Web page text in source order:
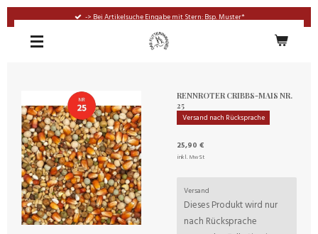
springen
-> Bei Artikelsuche Eingabe mit Stern: Bsp. Muster*
RENNROTER CRIBBS-MAIS NR.
25
Versand nach Rücksprache
25,90 €
inkl. MwSt
Versand
Dieses Produkt wird nur
nach Rücksprache